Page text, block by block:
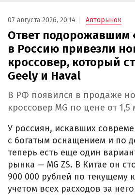
07 августа 2026, 20:14 Авторынок
Ответ подорожавшим
в Россию привезли
кроссовер, который
Geely и Haval
В РФ появился в продаже
кроссовер MG по цене от
У россиян, искавших
с богатым оснащением и по
теперь есть еще один
рынка — MG ZS. В Китае он
900 000 рублей по текущему
учетом всех расходов за